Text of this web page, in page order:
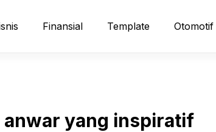
Finansial Template Otomotif
yang inspiratif